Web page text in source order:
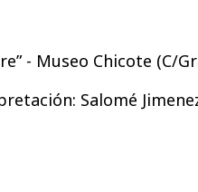
- Museo Chicote (C/
Salomé